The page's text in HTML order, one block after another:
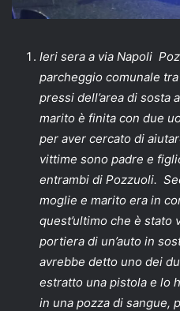
Ieri sera a via Napoli
parcheggio comunale
pressi dell’area di sosta
marito è finita con due
per aver cercato di
vittime sono padre e
entrambi di Pozzuoli.
moglie e marito era in
quest’ultimo che è stato
portiera di un’auto in
avrebbe detto uno dei
estratto una pistola e lo
in una pozza di sangue,